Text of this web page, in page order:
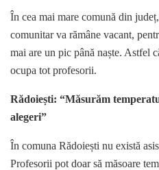
În cea mai mare comună din
comunitar va rămâne vacant,
mai are un pic până naște. Astfel
ocupa tot profesorii.
Rădoiești: “Măsurăm
alegeri”
În comuna Rădoiești nu există
Profesorii pot doar să măsoare